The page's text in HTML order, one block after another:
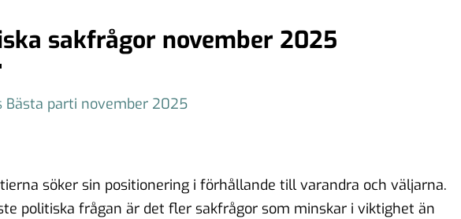
sakfrågor november 2025
Bästa parti november 2025
söker sin positionering i förhållande till varandra och väljarna.
politiska frågan är det fler sakfrågor som minskar i viktighet än